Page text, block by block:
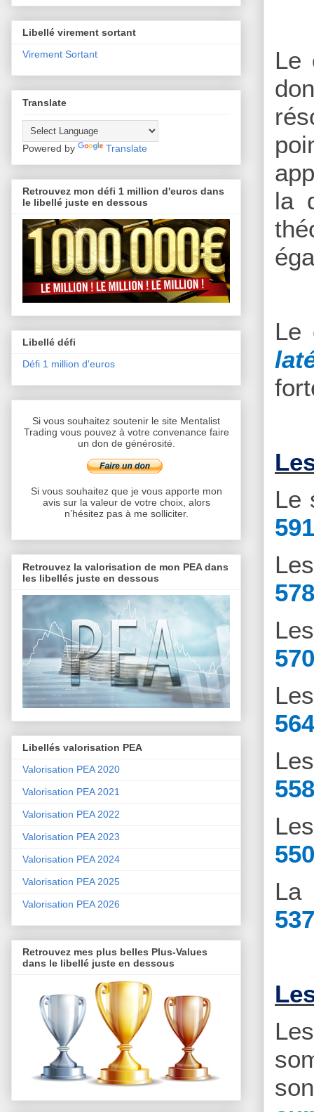
Le
la
Le
Le
La
Libellé virement sortant
Virement Sortant
Translate
Powered by Translate
Retrouvez mon défi 1 million d'euros dans
le libellé juste en dessous
Libellé défi
Défi 1 million d'euros
Si vous souhaitez soutenir le site Mentalist
Trading vous pouvez à votre convenance faire
un don de générosité.
Si vous souhaitez que je vous apporte mon
avis sur la valeur de votre choix, alors
n’hésitez pas à me solliciter.
Retrouvez la valorisation de mon PEA dans
les libellés juste en dessous
Libellés valorisation PEA
Valorisation PEA 2020
Valorisation PEA 2021
Valorisation PEA 2022
Valorisation PEA 2023
Valorisation PEA 2024
Valorisation PEA 2025
Valorisation PEA 2026
Retrouvez mes plus belles Plus-Values
dans le libellé juste en dessous